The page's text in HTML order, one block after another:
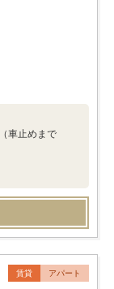
車止めまで
賃貸 アパート